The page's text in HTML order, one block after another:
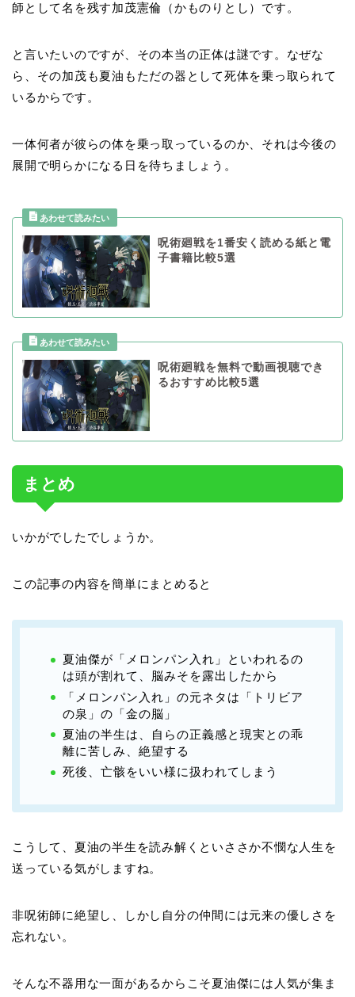
師として名を残す加茂憲倫（かものりとし）です。
と言いたいのですが、その本当の正体は謎です。なぜな
ら、その加茂も夏油もただの器として死体を乗っ取られて
いるからです。
一体何者が彼らの体を乗っ取っているのか、それは今後の
展開で明らかになる日を待ちましょう。
呪術廻戦を1番安く読める紙と電
子書籍比較5選
呪術廻戦を無料で動画視聴でき
るおすすめ比較5選
まとめ
いかがでしたでしょうか。
この記事の内容を簡単にまとめると
夏油傑が「メロンパン入れ」といわれるの
は頭が割れて、脳みそを露出したから
「メロンパン入れ」の元ネタは「トリビア
の泉」の「金の脳」
夏油の半生は、自らの正義感と現実との乖
離に苦しみ、絶望する
死後、亡骸をいい様に扱われてしまう
こうして、夏油の半生を読み解くといささか不憫な人生を
送っている気がしますね。
非呪術師に絶望し、しかし自分の仲間には元来の優しさを
忘れない。
そんな不器用な一面があるからこそ夏油傑には人気が集ま